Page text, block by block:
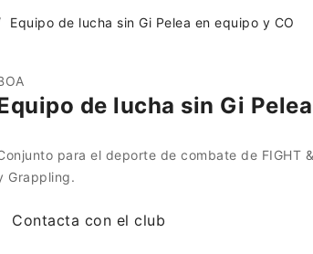
Equipo de lucha sin Gi Pelea en equipo y CO
de lucha sin Gi
para el deporte de combate de FIGHT
Grappling.
Contacta con el club